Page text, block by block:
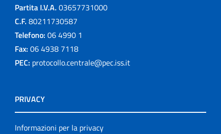
Partita I.V.A. 03657731000
C.F. 80211730587
Telefono: 06 4990 1
Fax: 06 4938 7118
PEC: protocollo.centrale@pec.iss.it
PRIVACY
Informazioni per la privacy